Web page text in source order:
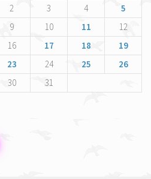
2 3 4
5
9 10 11
12
16 17 18
19
23 24 25
26
30
31